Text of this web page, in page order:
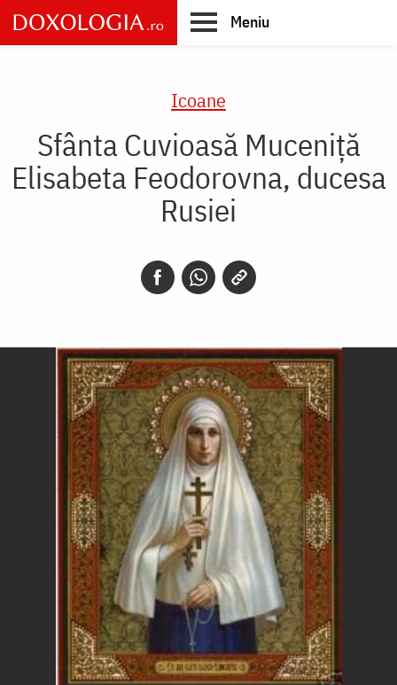
Skip
to
main
Meniu
Icoane
Sfânta Cuvioasă Muceniță
Elisabeta Feodorovna, ducesa
Rusiei